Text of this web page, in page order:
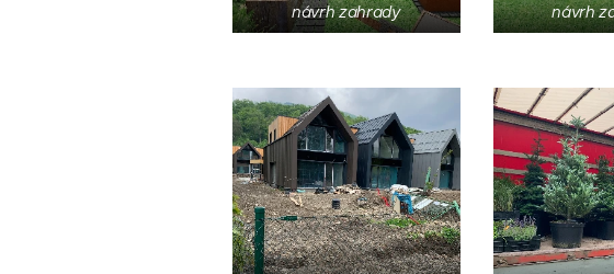
návrh zahrady návrh